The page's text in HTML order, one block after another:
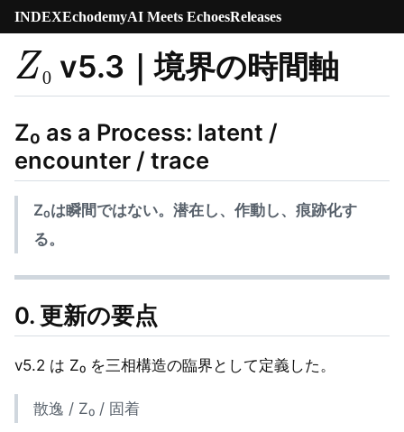
INDEXEchodemyAI Meets EchoesReleases
Z₀
v5.3｜境界の時間軸
Z₀ as a Process: latent /
encounter / trace
Z₀は瞬間ではない。潜在し、作動し、痕跡化す
る。
0. 更新の要点
v5.2 は Z₀ を三相構造の臨界として定義した。
散逸 / Z₀ / 固着